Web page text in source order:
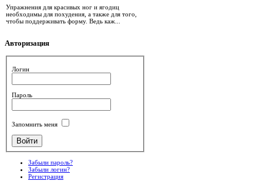
Упражнения для красивых ног и ягодиц
необходимы для похудения, а также для того,
чтобы поддерживать форму. Ведь каж...
Авторизация
Логин
Пароль
Запомнить меня
Забыли пароль?
Забыли логин?
Регистрация